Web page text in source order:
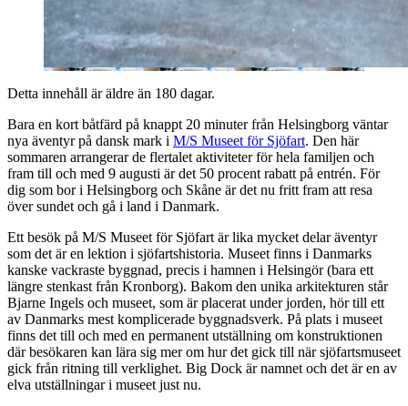
Detta innehåll är äldre än 180 dagar.
Bara en kort båtfärd på knappt 20 minuter från Helsingborg väntar
nya äventyr på dansk mark i M/S Museet för Sjöfart. Den här
sommaren arrangerar de flertalet aktiviteter för hela familjen och
fram till och med 9 augusti är det 50 procent rabatt på entrén. För
dig som bor i Helsingborg och Skåne är det nu fritt fram att resa
över sundet och gå i land i Danmark.
Ett besök på M/S Museet för Sjöfart är lika mycket delar äventyr
som det är en lektion i sjöfartshistoria. Museet finns i Danmarks
kanske vackraste byggnad, precis i hamnen i Helsingör (bara ett
längre stenkast från Kronborg). Bakom den unika arkitekturen står
Bjarne Ingels och museet, som är placerat under jorden, hör till ett
av Danmarks mest komplicerade byggnadsverk. På plats i museet
finns det till och med en permanent utställning om konstruktionen
där besökaren kan lära sig mer om hur det gick till när sjöfartsmuseet
gick från ritning till verklighet. Big Dock är namnet och det är en av
elva utställningar i museet just nu.